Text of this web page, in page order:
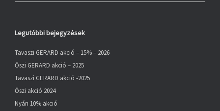
Legutóbbi bejegyzések
Tavaszi GERARD akció – 15% – 2026
Őszi GERARD akció – 2025
Tavaszi GERARD akció -2025
Őszi akció 2024
Nyári 10% akció